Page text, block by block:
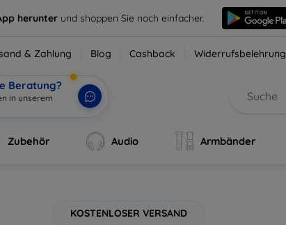
herunter und shoppen Sie noch einfacher.
& Zahlung Blog Cashback Widerrufsbelehrung
Beratung?
in unserem
Zubehör Audio Armbänder
KOSTENLOSER VERSAND